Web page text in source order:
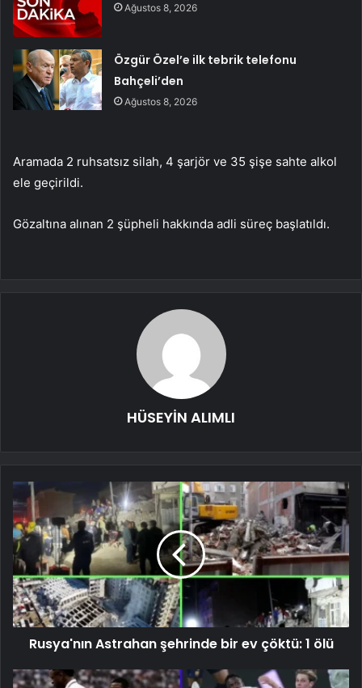
Ağustos 8, 2026
Özgür Özel’e ilk tebrik telefonu
Bahçeli’den
Ağustos 8, 2026
Aramada 2 ruhsatsız silah, 4 şarjör ve 35 şişe sahte alkol
ele geçirildi.
Gözaltına alınan 2 şüpheli hakkında adli süreç başlatıldı.
HÜSEYİN ALIMLI
Rusya'nın Astrahan şehrinde bir ev çöktü: 1 ölü